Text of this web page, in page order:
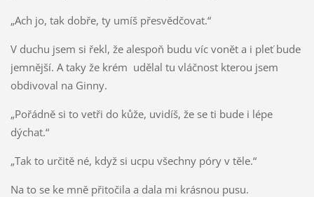
„Ach jo, tak dobře, ty umíš přesvědčovat.“
V duchu jsem si řekl, že alespoň budu víc vonět a i pleť bude
jemnější. A taky že krém udělal tu vláčnost kterou jsem
obdivoval na Ginny.
„Pořádně si to vetři do kůže, uvidíš, že se ti bude i lépe
dýchat.“
„Tak to určitě né, když si ucpu všechny póry v těle.“
Na to se ke mně přitočila a dala mi krásnou pusu.